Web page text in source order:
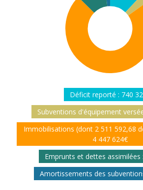
Déficit reporté : 740
Subventions d'équipement
Immobilisations (dont 2 511 592,68
4 447 624€
Emprunts et dettes assimilées
Amortissements des